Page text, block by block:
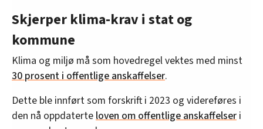
Skjerper klima-krav i stat og
kommune
Klima og miljø må som hovedregel vektes med minst
30 prosent i offentlige anskaffelser.
Dette ble innført som forskrift i 2023 og videreføres i
den nå oppdaterteloven om offentlige anskaffelser i